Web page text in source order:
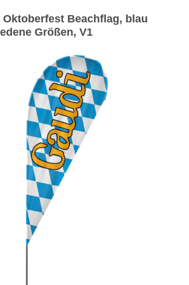
Oktoberfest Beachflag, blau
Größen, V1